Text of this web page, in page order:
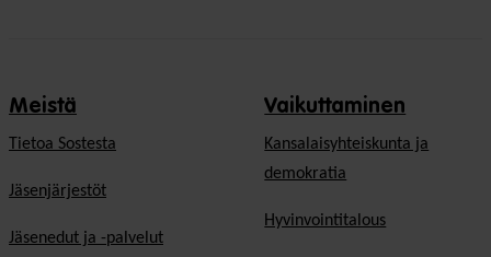
Meistä
Tietoa Sostesta
Jäsenjärjestöt
Jäsenedut ja -palvelut
Vaikuttaminen
Kansalaisyhteiskunta ja
demokratia
Hyvinvointitalous